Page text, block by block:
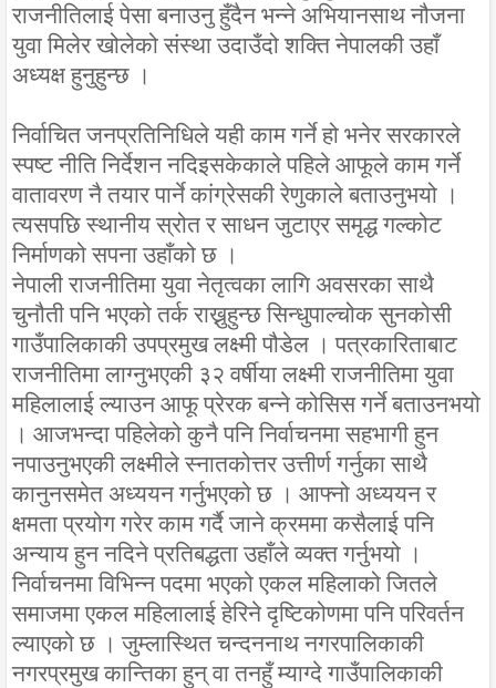
राजनीतिलाई पेसा बनाउनु हुँदैन भन्ने अभियानसाथ नौजना
युवा मिलेर खोलेको संस्था उदाउँदो शक्ति नेपालकी उहाँ
अध्यक्ष हुनुहुन्छ ।
निर्वाचित जनप्रतिनिधिले यही काम गर्ने हो भनेर सरकारले
स्पष्ट नीति निर्देशन नदिइसकेकाले पहिले आफूले काम गर्ने
वातावरण नै तयार पार्ने कांग्रेसकी रेणुकाले बताउनुभयो ।
त्यसपछि स्थानीय स्रोत र साधन जुटाएर समृद्ध गल्कोट
निर्माणको सपना उहाँको छ ।
नेपाली राजनीतिमा युवा नेतृत्वका लागि अवसरका साथै
चुनौती पनि भएको तर्क राख्नुहुन्छ सिन्धुपाल्चोक सुनकोसी
गाउँपालिकाकी उपप्रमुख लक्ष्मी पौडेल । पत्रकारिताबाट
राजनीतिमा लाग्नुभएकी ३२ वर्षीया लक्ष्मी राजनीतिमा युवा
महिलालाई ल्याउन आफू प्रेरक बन्ने कोसिस गर्ने बताउनभयो
। आजभन्दा पहिलेको कुनै पनि निर्वाचनमा सहभागी हुन
नपाउनुभएकी लक्ष्मीले स्नातकोत्तर उत्तीर्ण गर्नुका साथै
कानुनसमेत अध्ययन गर्नुभएको छ । आफ्नो अध्ययन र
क्षमता प्रयोग गरेर काम गर्दै जाने क्रममा कसैलाई पनि
अन्याय हुन नदिने प्रतिबद्धता उहाँले व्यक्त गर्नुभयो ।
निर्वाचनमा विभिन्न पदमा भएको एकल महिलाको जितले
समाजमा एकल महिलालाई हेरिने दृष्टिकोणमा पनि परिवर्तन
ल्याएको छ । जुम्लास्थित चन्दननाथ नगरपालिकाकी
नगरप्रमुख कान्तिका हुन् वा तनहुँ म्याग्दे गाउँपालिकाकी